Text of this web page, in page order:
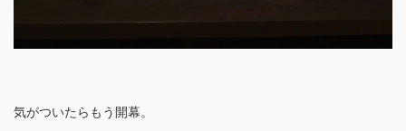
気がついたらもう開幕。